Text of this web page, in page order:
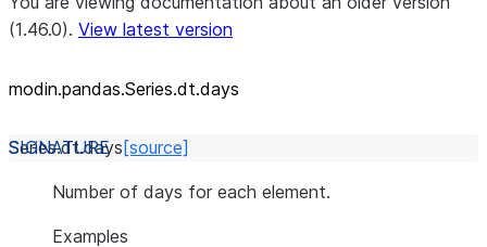
(1.46.0). View latest version
modin.pandas.Series.dt.days
Series.dt.days [source]
Number of days for each element.
Examples